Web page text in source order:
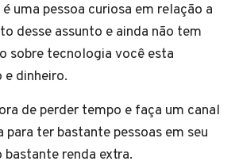
uma pessoa curiosa em relação a
desse assunto e ainda não tem
sobre tecnologia você esta
dinheiro.
de perder tempo e faça um canal
ter bastante pessoas em seu
bastante renda extra.